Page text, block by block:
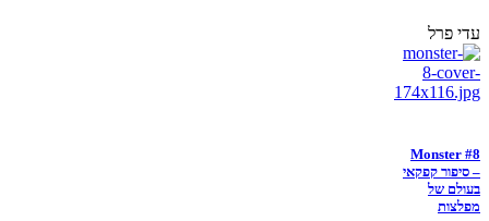
עדי פרל
Monster #8
– סיפור קפקאי
בעולם של
מפלצות